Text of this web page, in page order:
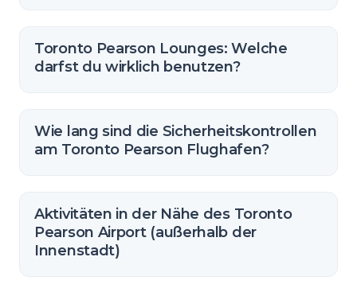
Toronto Pearson Lounges: Welche
darfst du wirklich benutzen?
Wie lang sind die Sicherheitskontrollen
am Toronto Pearson Flughafen?
Aktivitäten in der Nähe des Toronto
Pearson Airport (außerhalb der
Innenstadt)